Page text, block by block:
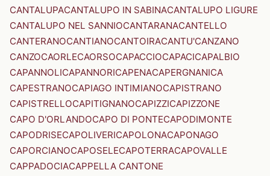
CANTALUPACANTALUPO IN SABINACANTALUPO LIGURE
CANTALUPO NEL SANNIOCANTARANACANTELLO
CANTERANOCANTIANOCANTOIRACANTU'CANZANO
CANZOCAORLECAORSOCAPACCIOCAPACICAPALBIO
CAPANNOLICAPANNORICAPENACAPERGNANICA
CAPESTRANOCAPIAGO INTIMIANOCAPISTRANO
CAPISTRELLOCAPITIGNANOCAPIZZICAPIZZONE
CAPO D'ORLANDOCAPO DI PONTECAPODIMONTE
CAPODRISECAPOLIVERICAPOLONACAPONAGO
CAPORCIANOCAPOSELECAPOTERRACAPOVALLE
CAPPADOCIACAPPELLA CANTONE